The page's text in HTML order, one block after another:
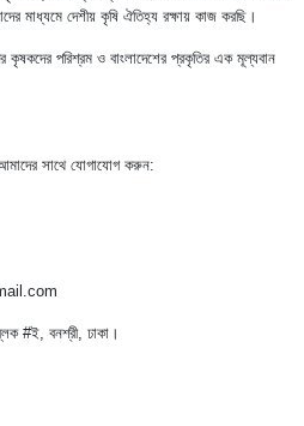
মাধ্যমে দেশীয় কৃষি ঐতিহ্য রক্ষায় কাজ করছি।
পরিশ্রম ও বাংলাদেশের প্রকৃতির এক মূল্যবান
সাথে যোগাযোগ করুন:
#ই, বনশ্রী, ঢাকা।